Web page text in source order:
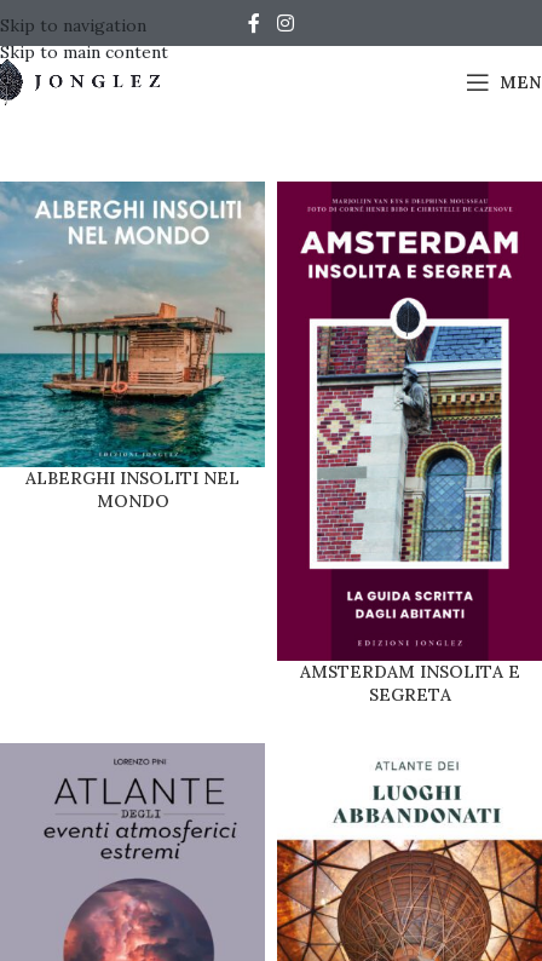
Skip to navigation
Skip to main content
ALBERGHI INSOLITI NEL
MONDO
AMSTERDAM INSOLITA E
SEGRETA